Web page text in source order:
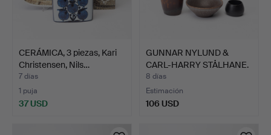
CERÁMICA, 3 piezas, Kari
Christensen, Nils…
7 días
1 puja
37 USD
GUNNAR NYLUND &
CARL-HARRY STÅLHANE.
cerám…
8 días
Estimación
106 USD